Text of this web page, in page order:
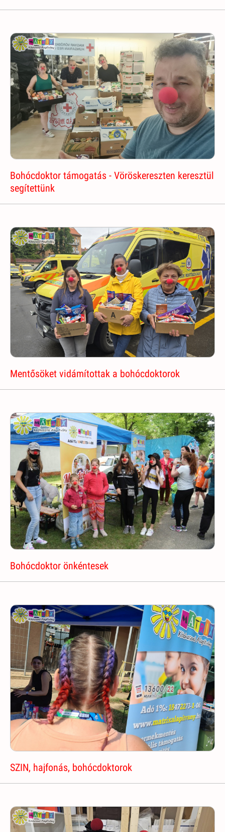
Bohócdoktor támogatás - Vöröskereszten keresztül
segítettünk
Mentősöket vidámítottak a bohócdoktorok
Bohócdoktor önkéntesek
SZIN, hajfonás, bohócdoktorok